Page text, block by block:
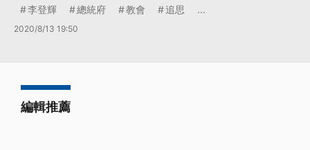
李登輝 總統府 教會 追思 ...
2020/8/13 19:50
編輯推薦